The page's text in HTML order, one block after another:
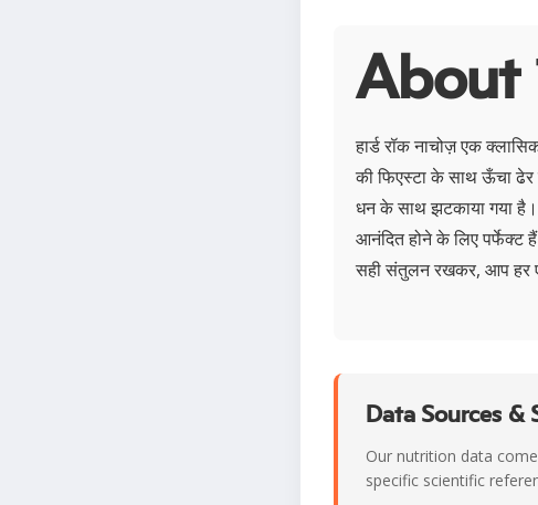
About
हार्ड रॉक नाचोज़ एक
की फिएस्टा के साथ ऊँचा
धन के साथ झटकाया गया
आनंदित होने के लिए पर्फेक्ट
सही संतुलन रखकर, आप हर
Data Sources &
Our nutrition data
specific scientific